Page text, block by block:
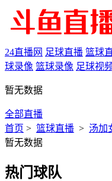
24直播网 足球直播 篮球
球录像 篮球录像 足球视
暂无数据
全部直播
首页 > 篮球直播 > 汤加
暂无数据
热门球队